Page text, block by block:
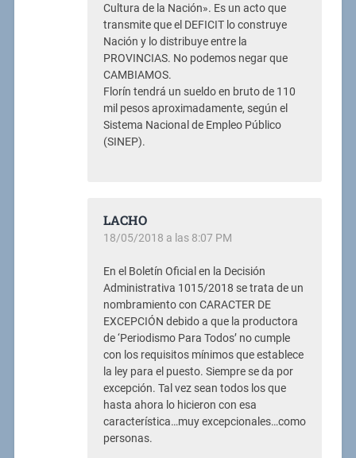
Cultura de la Nación». Es un acto que
transmite que el DEFICIT lo construye
Nación y lo distribuye entre la
PROVINCIAS. No podemos negar que
CAMBIAMOS.
Florín tendrá un sueldo en bruto de 110
mil pesos aproximadamente, según el
Sistema Nacional de Empleo Público
(SINEP).
LACHO
18/05/2018 a las 8:07 PM
En el Boletín Oficial en la Decisión
Administrativa 1015/2018 se trata de un
nombramiento con CARACTER DE
EXCEPCIÓN debido a que la productora
de ‘Periodismo Para Todos’ no cumple
con los requisitos mínimos que establece
la ley para el puesto. Siempre se da por
excepción. Tal vez sean todos los que
hasta ahora lo hicieron con esa
característica…muy excepcionales…como
personas.